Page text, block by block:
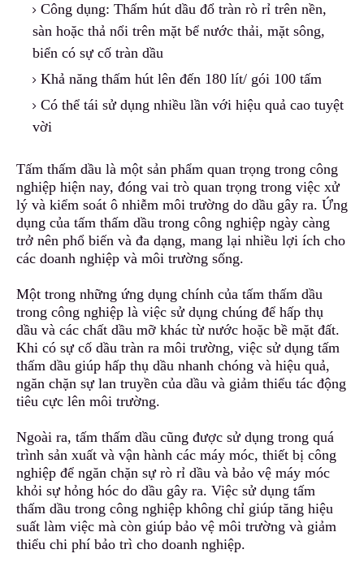
Công dụng: Thấm hút dầu đổ tràn rò rỉ trên nền,
sàn hoặc thả nổi trên mặt bể nước thải, mặt sông,
biển có sự cố tràn dầu
Khả năng thấm hút lên đến 180 lít/ gói 100 tấm
Có thể tái sử dụng nhiều lần với hiệu quả cao tuyệt
vời
Tấm thấm dầu là một sản phẩm quan trọng trong công
nghiệp hiện nay, đóng vai trò quan trọng trong việc xử
lý và kiểm soát ô nhiễm môi trường do dầu gây ra. Ứng
dụng của tấm thấm dầu trong công nghiệp ngày càng
trở nên phổ biến và đa dạng, mang lại nhiều lợi ích cho
các doanh nghiệp và môi trường sống.
Một trong những ứng dụng chính của tấm thấm dầu
trong công nghiệp là việc sử dụng chúng để hấp thụ
dầu và các chất dầu mỡ khác từ nước hoặc bề mặt đất.
Khi có sự cố dầu tràn ra môi trường, việc sử dụng tấm
thấm dầu giúp hấp thụ dầu nhanh chóng và hiệu quả,
ngăn chặn sự lan truyền của dầu và giảm thiểu tác động
tiêu cực lên môi trường.
Ngoài ra, tấm thấm dầu cũng được sử dụng trong quá
trình sản xuất và vận hành các máy móc, thiết bị công
nghiệp để ngăn chặn sự rò rỉ dầu và bảo vệ máy móc
khỏi sự hỏng hóc do dầu gây ra. Việc sử dụng tấm
thấm dầu trong công nghiệp không chỉ giúp tăng hiệu
suất làm việc mà còn giúp bảo vệ môi trường và giảm
thiểu chi phí bảo trì cho doanh nghiệp.